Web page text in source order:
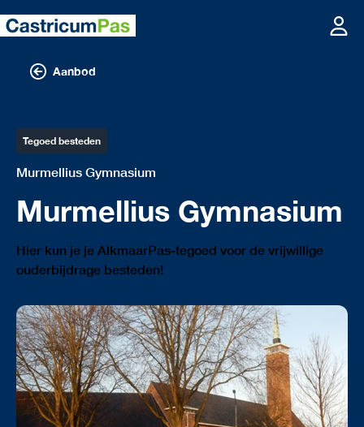
Aanbod
Tegoed besteden
Murmellius Gymnasium
Murmellius Gymnasium
Hier kun je je AlkmaarPas-tegoed voor de vrijwillige
ouderbijdrage besteden!